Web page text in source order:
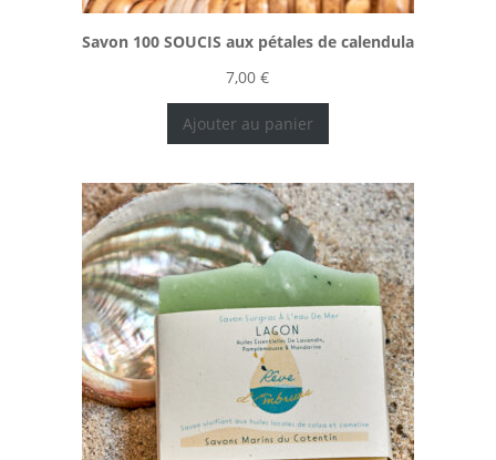
Savon 100 SOUCIS aux pétales de calendula
7,00€
Ajouter au panier